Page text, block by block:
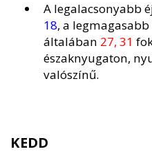
A legalacsonyabb
18, a
általában 27, 31
északnyugaton,
valószínű.
KEDD